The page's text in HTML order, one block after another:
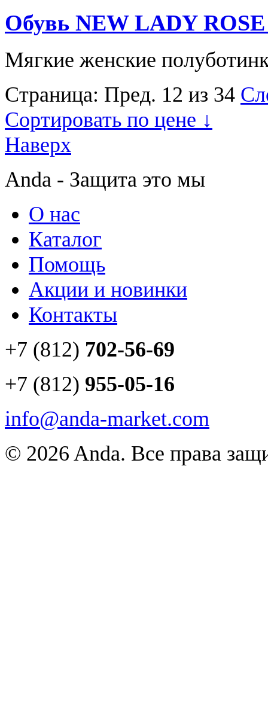
Обувь NEW LADY ROSE
Мягкие женские
Страница: Пред. 12 из 34
Сортировать по цене ↓
Наверх
Anda - Защита это мы
О нас
Каталог
Помощь
Акции и новинки
Контакты
+7 (812) 702-56-69
+7 (812) 955-05-16
info@anda-market.com
© 2026 Anda. Все права